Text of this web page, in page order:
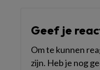
Geef je
Om te kunnen
zijn. Heb je nog